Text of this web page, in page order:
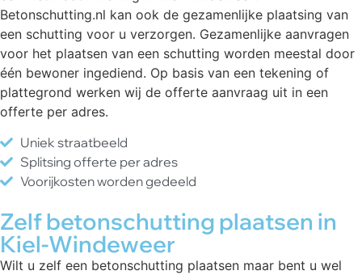
Betonschutting.nl kan ook de gezamenlijke plaatsing van
een schutting voor u verzorgen. Gezamenlijke aanvragen
voor het plaatsen van een schutting worden meestal door
één bewoner ingediend. Op basis van een tekening of
plattegrond werken wij de offerte aanvraag uit in een
offerte per adres.
Uniek straatbeeld
Splitsing offerte per adres
Voorijkosten worden gedeeld
Zelf betonschutting plaatsen in
Kiel-Windeweer
Wilt u zelf een betonschutting plaatsen maar bent u wel